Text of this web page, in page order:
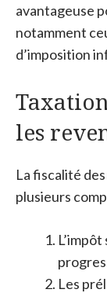
avantageuse
notamment
d’imposition
les
La fiscalité
plusieurs
Les